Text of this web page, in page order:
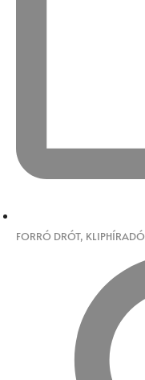
FORRÓ DRÓT, KLIPHÍRADÓ